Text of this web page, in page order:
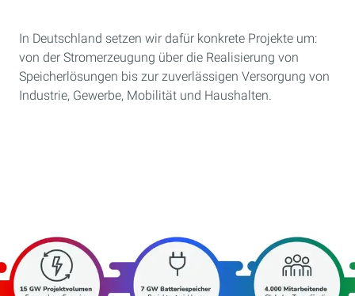
In Deutschland setzen wir dafür konkrete Projekte um:
von der Stromerzeugung über die Realisierung von
Speicherlösungen bis zur zuverlässigen Versorgung von
Industrie, Gewerbe, Mobilität und Haushalten.